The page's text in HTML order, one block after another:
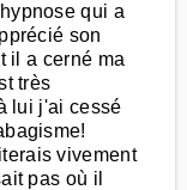
qui a
son
il a cerné ma
très
lui j'ai cessé
vivement
pas où il